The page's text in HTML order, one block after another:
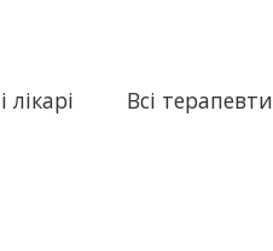
лікарі Всі терапевти